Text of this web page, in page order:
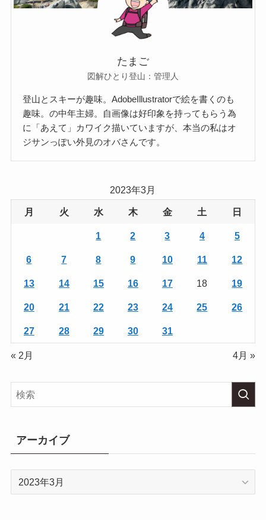
たまご
図解ひとり登山：管理人
登山とスキーが趣味。AdobeIllustratorで絵を書くのも
趣味。の中年主婦。自画像は好印象を持ってもらう為
に「あえて」カワイク描いていますが、本当の私はオ
ジサンっぽい外見のオバさんです。
2023年3月
月 火 水 木 金 土 日
1 2 3 4 5
6 7 8 9 10 11 12
13 14 15 16 17 18 19
20 21 22 23 24 25 26
27 28 29 30 31
« 2月 4月 »
アーカイブ